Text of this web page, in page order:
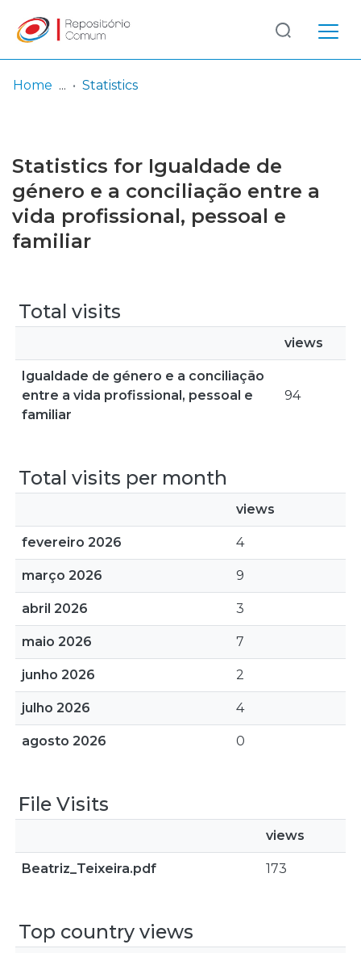
Browse repository
Entities
Log
In
(current)
Home Statistics
Statistics for Igualdade de
género e a conciliação entre a
vida profissional, pessoal e
familiar
Total visits
views
Igualdade de género e a conciliação
entre a vida profissional, pessoal e
familiar
94
Total visits per month
views
fevereiro 2026 4
março 2026 9
abril 2026 3
maio 2026 7
junho 2026 2
julho 2026 4
agosto 2026 0
File Visits
views
Beatriz_Teixeira.pdf 173
Top country views